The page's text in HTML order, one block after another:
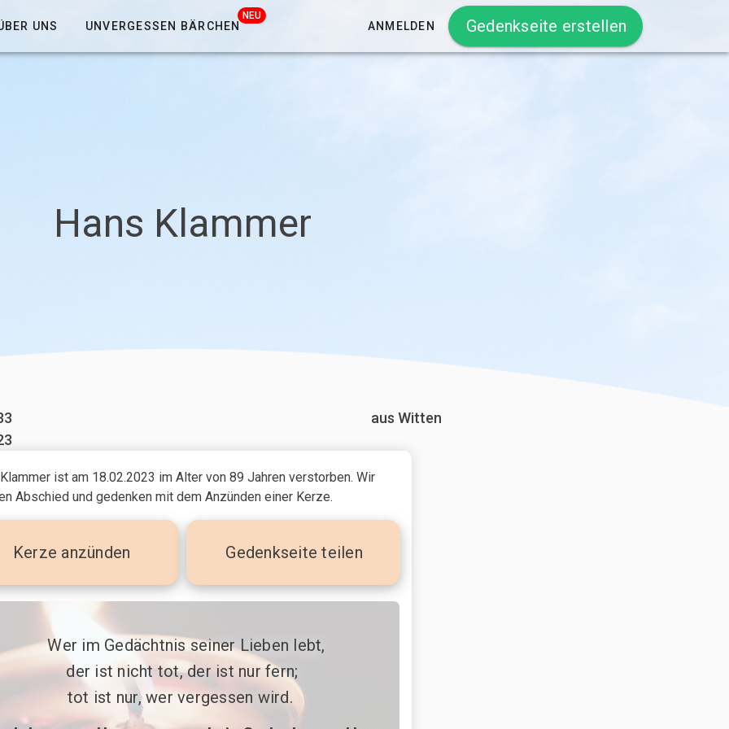
UNS UNVERGESSEN BÄRCHEN
NEU
ANMELDEN Gedenkseite erstellen
Hans Klammer
aus Witten
ist am 18.02.2023 im Alter von 89 Jahren verstorben. Wir
Abschied und gedenken mit dem Anzünden einer Kerze.
Kerze anzünden Gedenkseite teilen
Wer im Gedächtnis seiner Lieben lebt,
der ist nicht tot, der ist nur fern;
tot ist nur, wer vergessen wird.